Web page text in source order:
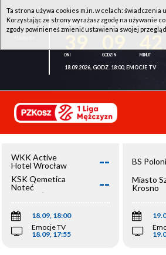
WKK ACTIVE HOTEL WROCŁAW - KSK
18.09.2026, GODZ. 18:00, EMOCJE TV
WKK Active
Hotel Wrocław
--
KSK Qemetica
Noteć
Inowrocław
--
18.09, 18:00
Emocje TV
18.09, 17:55
BS
Miasto
Krosno
Ta strona używa cookies m.in. w celach: świadczenia
Korzystając ze strony wyrażasz zgodę na używanie
zgody powinieneś zmienić ustawienia swojej